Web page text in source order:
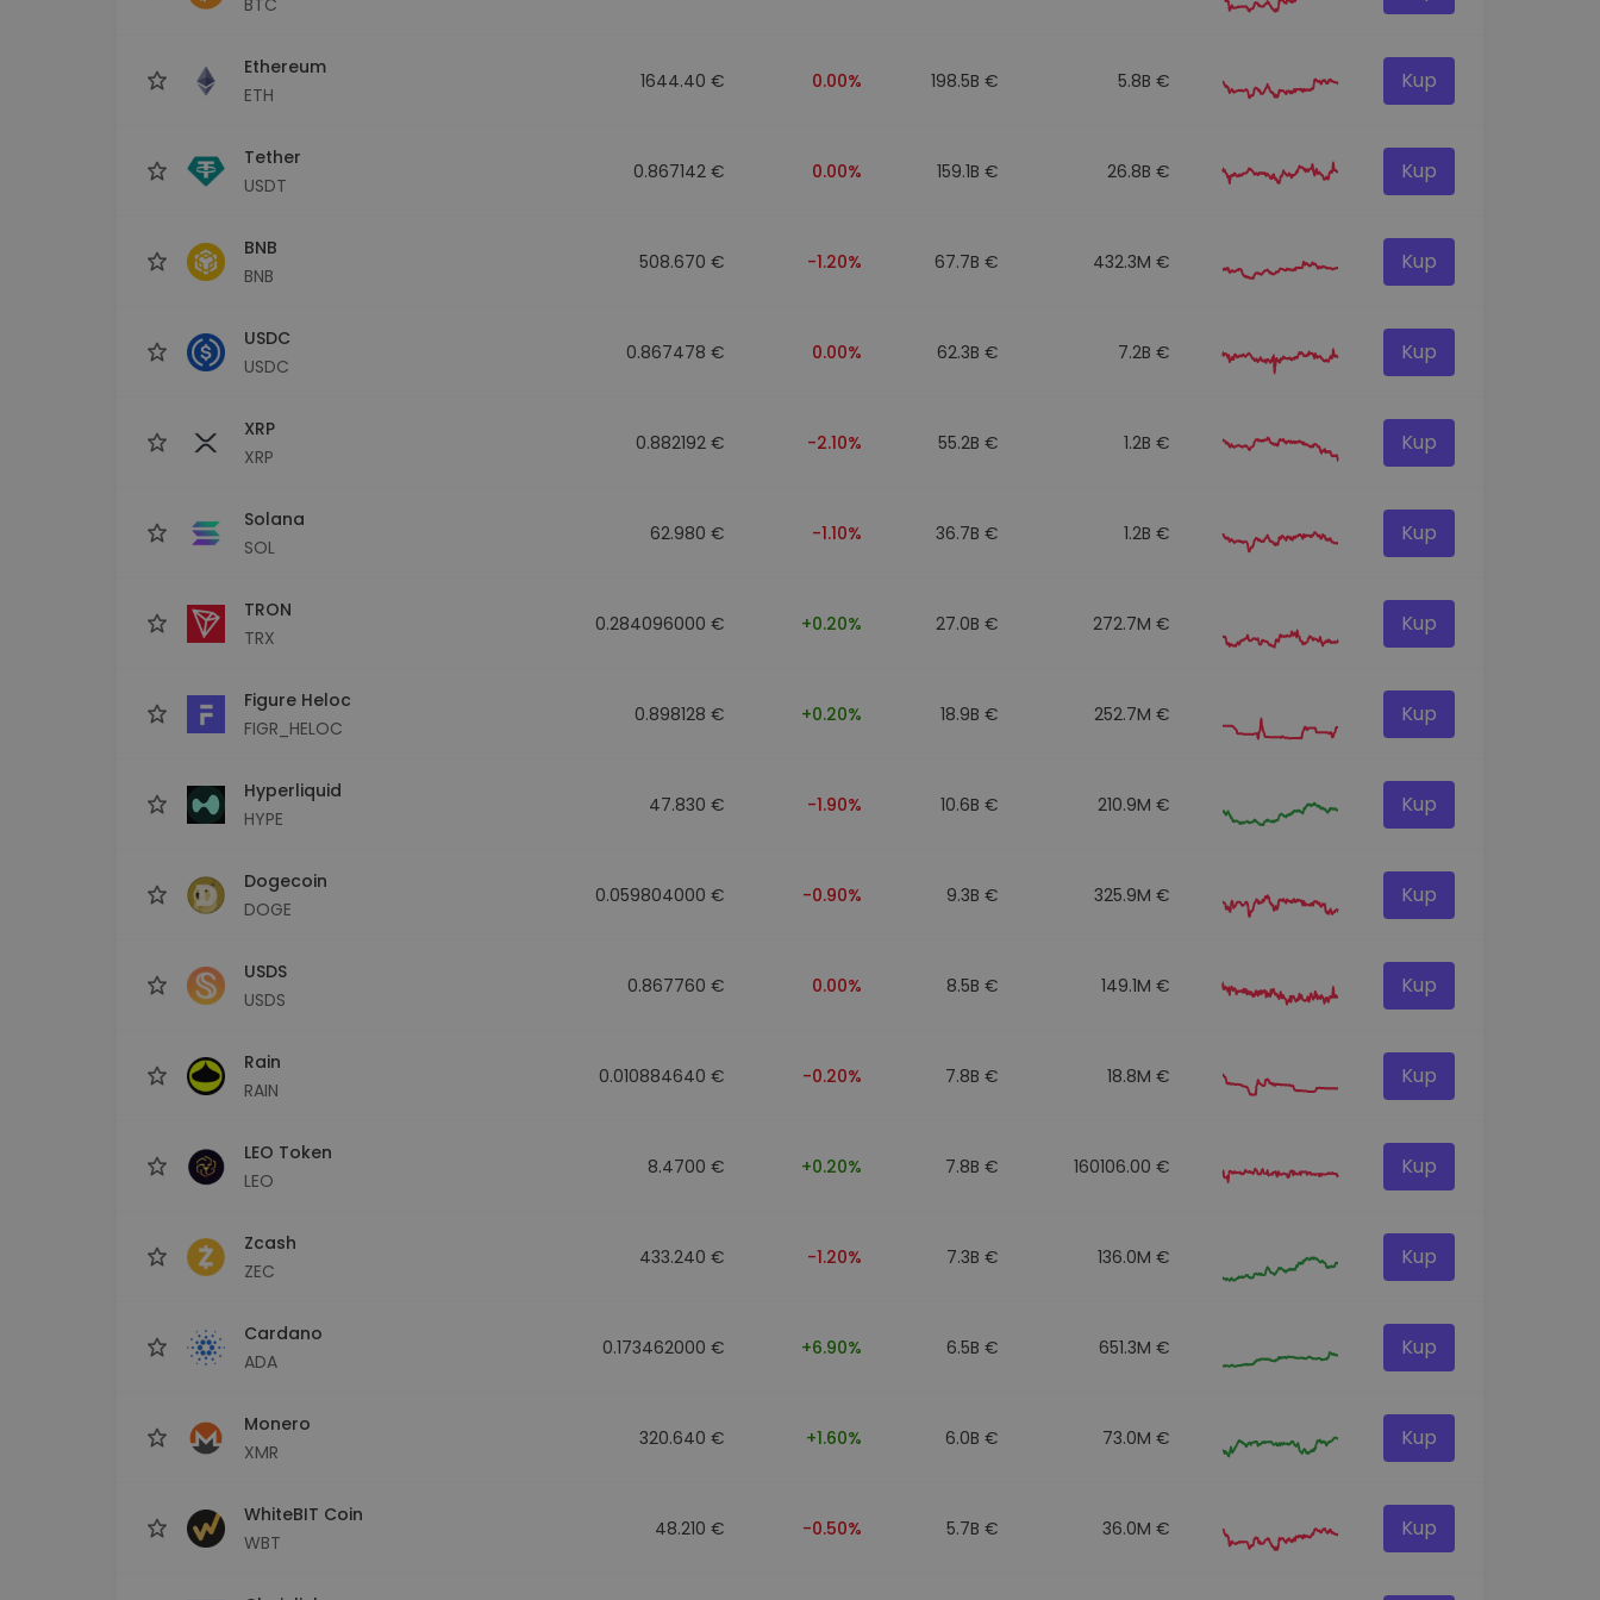
Ethereum
ETH
1644.40 € 0.00% 198.5B € 5.8B € Kup
Tether
USDT
0.867142 € 0.00% 159.1B € 26.8B € Kup
BNB
BNB
508.670 € -1.20% 67.7B € 432.3M € Kup
USDC
USDC
0.867478 € 0.00% 62.3B € 7.2B € Kup
XRP
XRP
0.882192 € -2.10% 55.2B € 1.2B € Kup
Solana
SOL
62.980 € -1.10% 36.7B € 1.2B € Kup
TRON
TRX
0.284096000 € +0.20% 27.0B € 272.7M € Kup
Figure Heloc
FIGR_HELOC
0.898128 € +0.20% 18.9B € 252.7M € Kup
Hyperliquid
HYPE
47.830 € -1.90% 10.6B € 210.9M € Kup
Dogecoin
DOGE
0.059804000 € -0.90% 9.3B € 325.9M € Kup
USDS
USDS
0.867760 € 0.00% 8.5B € 149.1M € Kup
Rain
RAIN
0.010884640 € -0.20% 7.8B € 18.8M € Kup
LEO Token
LEO
8.4700 € +0.20% 7.8B € 160106.00 € Kup
Zcash
ZEC
433.240 € -1.20% 7.3B € 136.0M € Kup
Cardano
ADA
0.173462000 € +6.90% 6.5B € 651.3M € Kup
Monero
XMR
320.640 € +1.60% 6.0B € 73.0M € Kup
WhiteBIT Coin
WBT
48.210 € -0.50% 5.7B € 36.0M € Kup